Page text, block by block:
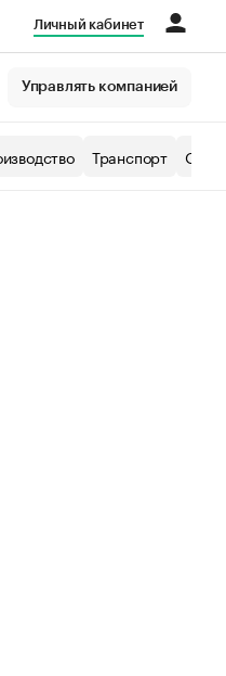
Личный кабинет
Управлять компанией
Транспорт